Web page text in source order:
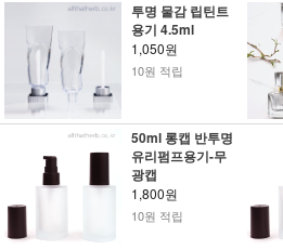
투명 물감 립틴트
용기 4.5ml
1,050원
10원 적립
50ml 롱캡 반투명
유리펌프용기-무
광캡
1,800원
10원 적립